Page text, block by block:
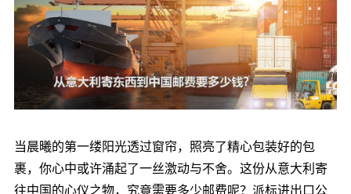
当晨曦的第一缕阳光透过窗帘，照亮了精心包装好的包
裹，你心中或许涌起了一丝激动与不舍。这份从意大利寄
往中国的心仪之物，究竟需要多少邮费呢？派标进出口公